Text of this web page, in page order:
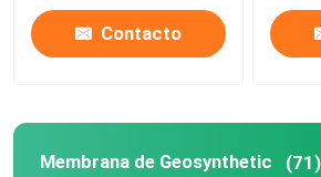
Soldadora de Geomembrane
Contacto
Membrana de Geosynthetic (71)